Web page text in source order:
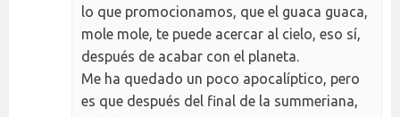
lo que promocionamos, que el guaca guaca,
mole mole, te puede acercar al cielo, eso sí,
después de acabar con el planeta.
Me ha quedado un poco apocalíptico, pero
es que después del final de la summeriana,